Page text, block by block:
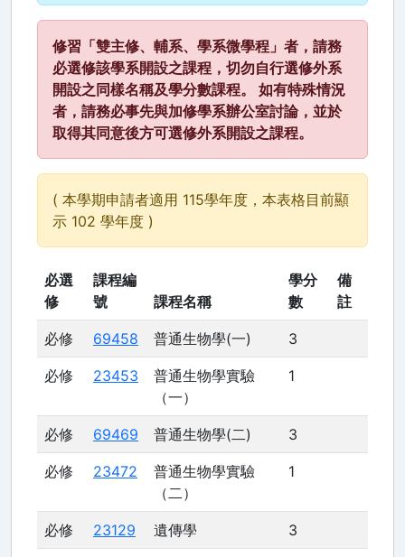
修習「雙主修、輔系、學系微學程」者，請務
必選修該學系開設之課程，切勿自行選修外系
開設之同樣名稱及學分數課程。 如有特殊情況
者，請務必事先與加修學系辦公室討論，並於
取得其同意後方可選修外系開設之課程。
( 本學期申請者適用 115學年度，本表格目前顯
示 102 學年度 )
必選
修
課程編
號
課程名稱
學分
數
備
註
必修 69458 普通生物學(一) 3
必修 23453
普通生物學實驗
（一）
1
必修 69469 普通生物學(二) 3
必修 23472
普通生物學實驗
（二）
1
必修 23129 遺傳學 3